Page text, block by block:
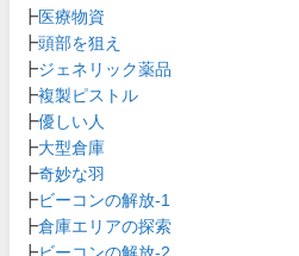
┣医療物資
┣頭部を狙え
┣ジェネリック薬品
┣複製ピストル
┣優しい人
┣大型倉庫
┣奇妙な羽
┣ビーコンの解放-1
┣倉庫エリアの探索
┣ビーコンの解放-2